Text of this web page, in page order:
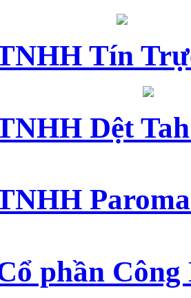
Tín
Dệt
phần Công